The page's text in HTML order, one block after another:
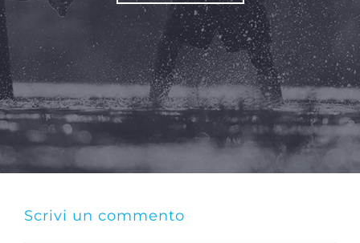
Scrivi un commento